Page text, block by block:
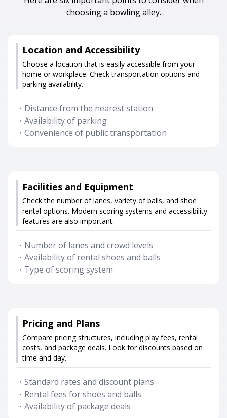
choosing a bowling alley.
Location and Accessibility
Choose a location that is easily accessible from your
home or workplace. Check transportation options and
parking availability.
・ Distance from the nearest station
・ Availability of parking
・ Convenience of public transportation
Facilities and Equipment
Check the number of lanes, variety of balls, and shoe
rental options. Modern scoring systems and accessibility
features are also important.
・ Number of lanes and crowd levels
・ Availability of rental shoes and balls
・ Type of scoring system
Pricing and Plans
Compare pricing structures, including play fees, rental
costs, and package deals. Look for discounts based on
time and day.
・ Standard rates and discount plans
・ Rental fees for shoes and balls
・ Availability of package deals